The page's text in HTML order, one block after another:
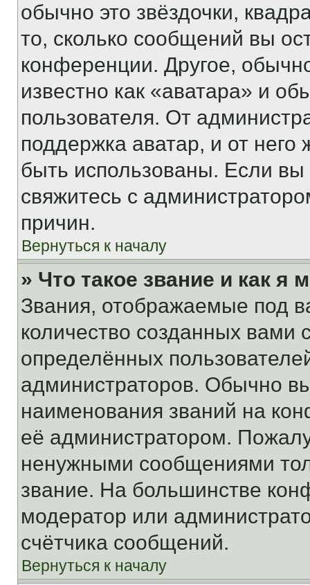
обычно это звёздочки,
то, сколько сообщений вы
конференции. Другое,
известно как «аватара» и
пользователя. От
поддержка аватар, и от него
быть использованы. Если
свяжитесь с
причин.
Вернуться к началу
» Что такое звание и как я
Звания, отображаемые под
количество созданных
определённых
администраторов. Обычно
наименования званий на
её администратором.
ненужными сообщениями
звание. На большинстве
модератор или
счётчика сообщений.
Вернуться к началу